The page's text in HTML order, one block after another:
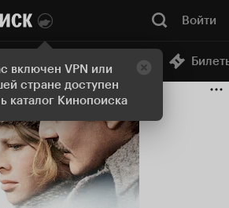
включен VPN или
стране доступен
каталог Кинопоиска
Войти
Онлайн-кинотеатр
1965, дата выхода трейлеры